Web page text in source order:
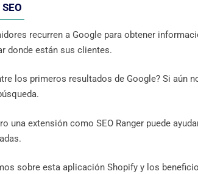
recurren a Google para obtener
donde están sus clientes.
los primeros resultados de Google? Si aún
una extensión como SEO Ranger puede
sobre esta aplicación Shopify y los